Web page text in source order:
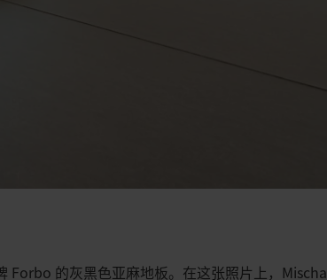
Forbo 的灰黑色亚麻地板。在这张照片上，Mischa